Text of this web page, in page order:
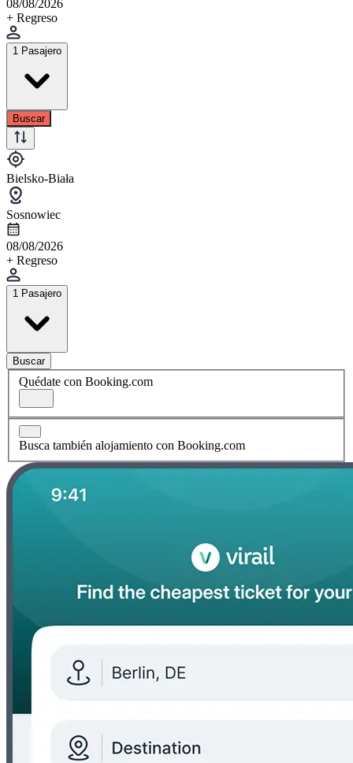
08/08/2026
+ Regreso
1 Pasajero
Buscar
Bielsko-Biała
Sosnowiec
08/08/2026
+ Regreso
1 Pasajero
Buscar
Quédate con Booking.com
Busca también alojamiento con Booking.com